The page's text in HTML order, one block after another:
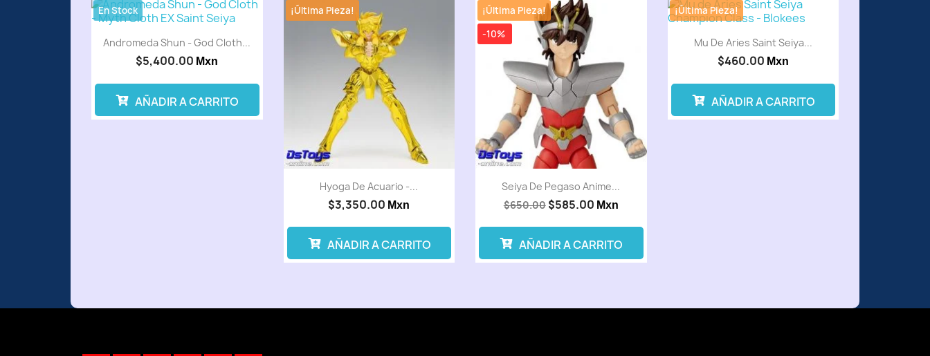
Andromeda Shun - God Cloth...
$5,400.00 Mxn
En Stock
AÑADIR A CARRITO
Hyoga De Acuario -...
$3,350.00 Mxn
¡Última Pieza!
AÑADIR A CARRITO
Seiya De Pegaso Anime...
$650.00 $585.00 Mxn
-10%
¡Última Pieza!
AÑADIR A CARRITO
Mu De Aries Saint Seiya...
$460.00 Mxn
¡Última Pieza!
AÑADIR A CARRITO